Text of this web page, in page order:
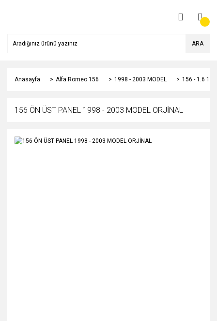
ARA
Anasayfa Alfa Romeo 156 1998 - 2003 MODEL 156 - 1.6
156 ÖN ÜST PANEL 1998 - 2003 MODEL ORJİNAL